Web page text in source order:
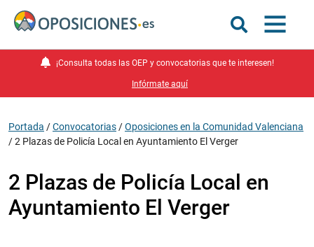
¡Consulta todas las OEP y convocatorias que te interesen!
Infórmate aquí
Portada /Convocatorias /Oposiciones en la Comunidad Valenciana
/2 Plazas de Policía Local en Ayuntamiento El Verger
2 Plazas de Policía Local en
Ayuntamiento El Verger